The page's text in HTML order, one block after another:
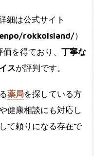
細は公式サイト
rokkoisland/）
価を得ており、 丁寧な
スが評判です。
薬局を探している方
健康相談にも対応し
て頼りになる存在で